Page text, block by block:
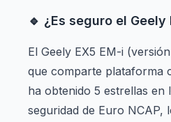
🔹 ¿Es seguro el Geely
El Geely EX5 EM-i
que comparte plataforma
ha obtenido 5 estrellas en
seguridad de Euro NCAP,